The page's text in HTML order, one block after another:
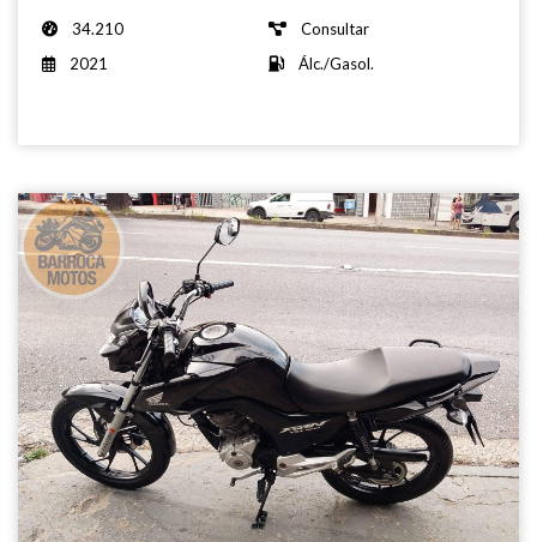
34.210
Consultar
2021
Álc./Gasol.